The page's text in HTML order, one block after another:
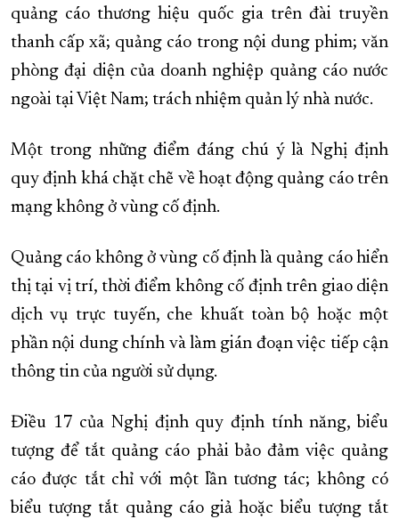
quảng cáo thương hiệu quốc gia trên đài truyền
thanh cấp xã; quảng cáo trong nội dung phim; văn
phòng đại diện của doanh nghiệp quảng cáo nước
ngoài tại Việt Nam; trách nhiệm quản lý nhà nước.
Một trong những điểm đáng chú ý là Nghị định
quy định khá chặt chẽ về hoạt động quảng cáo trên
mạng không ở vùng cố định.
Quảng cáo không ở vùng cố định là quảng cáo hiển
thị tại vị trí, thời điểm không cố định trên giao diện
dịch vụ trực tuyến, che khuất toàn bộ hoặc một
phần nội dung chính và làm gián đoạn việc tiếp cận
thông tin của người sử dụng.
Điều 17 của Nghị định quy định tính năng, biểu
tượng để tắt quảng cáo phải bảo đảm việc quảng
cáo được tắt chỉ với một lần tương tác; không có
biểu tượng tắt quảng cáo giả hoặc biểu tượng tắt